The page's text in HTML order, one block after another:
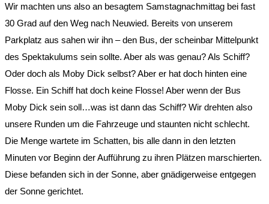
Wir machten uns also an besagtem Samstagnachmittag bei fast
30 Grad auf den Weg nach Neuwied. Bereits von unserem
Parkplatz aus sahen wir ihn – den Bus, der scheinbar Mittelpunkt
des Spektakulums sein sollte. Aber als was genau? Als Schiff?
Oder doch als Moby Dick selbst? Aber er hat doch hinten eine
Flosse. Ein Schiff hat doch keine Flosse! Aber wenn der Bus
Moby Dick sein soll…was ist dann das Schiff? Wir drehten also
unsere Runden um die Fahrzeuge und staunten nicht schlecht.
Die Menge wartete im Schatten, bis alle dann in den letzten
Minuten vor Beginn der Aufführung zu ihren Plätzen marschierten.
Diese befanden sich in der Sonne, aber gnädigerweise entgegen
der Sonne gerichtet.